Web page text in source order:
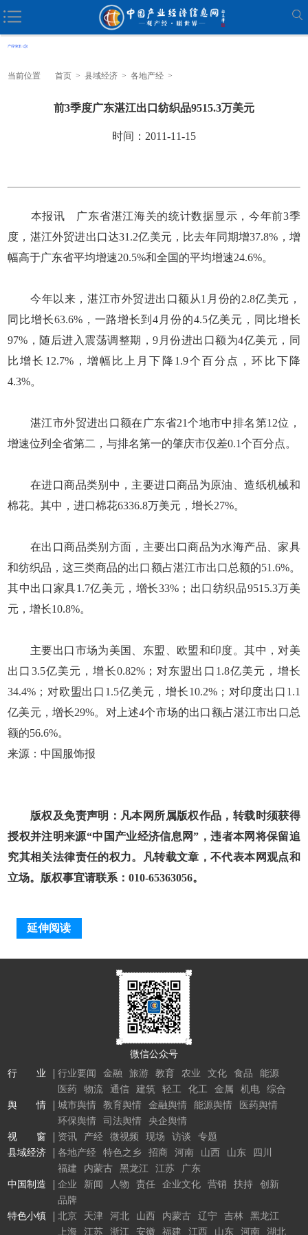
当前位置 首页 > 县域经济 > 各地产经 >
前3季度广东湛江出口纺织品9515.3万美元
时间：2011-11-15
本报讯 广东省湛江海关的统计数据显示，今年前3季
度，湛江外贸进出口达31.2亿美元，比去年同期增37.8%，增
幅高于广东省平均增速20.5%和全国的平均增速24.6%。
今年以来，湛江市外贸进出口额从1月份的2.8亿美元，
同比增长63.6%，一路增长到4月份的4.5亿美元，同比增长
97%，随后进入震荡调整期，9月份进出口额为4亿美元，同
比增长12.7%，增幅比上月下降1.9个百分点，环比下降
4.3%。
湛江市外贸进出口额在广东省21个地市中排名第12位，
增速位列全省第二，与排名第一的肇庆市仅差0.1个百分点。
在进口商品类别中，主要进口商品为原油、造纸机械和
棉花。其中，进口棉花6336.8万美元，增长27%。
在出口商品类别方面，主要出口商品为水海产品、家具
和纺织品，这三类商品的出口额占湛江市出口总额的51.6%。
其中出口家具1.7亿美元，增长33%；出口纺织品9515.3万美
元，增长10.8%。
主要出口市场为美国、东盟、欧盟和印度。其中，对美
出口3.5亿美元，增长0.82%；对东盟出口1.8亿美元，增长
34.4%；对欧盟出口1.5亿美元，增长10.2%；对印度出口1.1
亿美元，增长29%。对上述4个市场的出口额占湛江市出口总
额的56.6%。
来源：中国服饰报
版权及免责声明：凡本网所属版权作品，转载时须获得
授权并注明来源“中国产业经济信息网”，违者本网将保留追
究其相关法律责任的权力。凡转载文章，不代表本网观点和
立场。版权事宜请联系：010-65363056。
延伸阅读
微信公众号
行 业
行业要闻 金融 旅游 教育 农业 文化 食品
能源
医药
物流 通信 建筑 轻工 化工 金属 机电
综合
舆 情
城市舆情 教育舆情 金融舆情 能源舆情
医药舆情
环保舆情
司法舆情
央企舆情
视 窗
资讯 产经 微视频 现场 访谈
专题
县域经济
各地产经 特色之乡 招商 河南 山西 山东
四川
福建
内蒙古 黑龙江 江苏
广东
中国制造
企业 新闻 人物 责任 企业文化 营销 扶持
创新
品牌
特色小镇
北京 天津 河北 山西 内蒙古 辽宁 吉林
黑龙江
上海
江苏 浙江 安徽 福建 江西 山东 河南 湖北